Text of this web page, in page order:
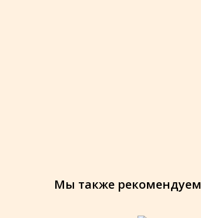
Мы также рекомендуем